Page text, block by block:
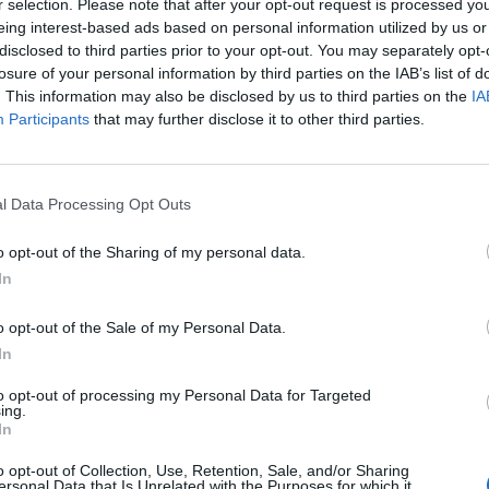
selection. Please note that after your opt-out request is processed
interest-based ads based on personal information utilized by us
to third parties prior to your opt-out. You may separately
of your personal information by third parties on the IAB’s list of
This information may also be disclosed by us to third parties on the
Participants that may further disclose it to other third parties.
Data Processing Opt Outs
opt-out of the Sharing of my personal data.
opt-out of the Sale of my Personal Data.
opt-out of processing my Personal Data for Targeted
opt-out of Collection, Use, Retention, Sale, and/or Sharing
esett az elmúlt napokban a forint az
így a devizahitellel rendelkezők, illetve külföldi
hogy mi várhat rájuk a forint árfolyama
globális kockázati étvágyat jelző főbb mutatók nem
romlását, továbbá azt tudva, hogy a
számíthat majd.
279-ig, a svájci frankkal szemben 184-ig gyengült a napokban
ilyen gyenge a magyar fizetőeszköz. Az euróval szembeni
a 173-184 közötti sávba "ragadt be" július óta, most
árfolyamról beszélünk.Amint arra tegnapi cikkünkben,